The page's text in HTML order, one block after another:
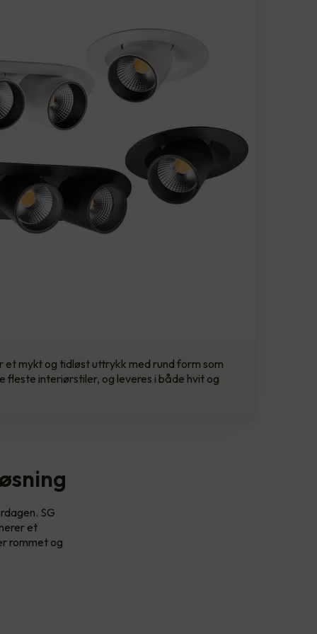
et mykt og tidløst uttrykk med rund form som
fleste interiørstiler, og leveres i både hvit og
SG
et
rommet og